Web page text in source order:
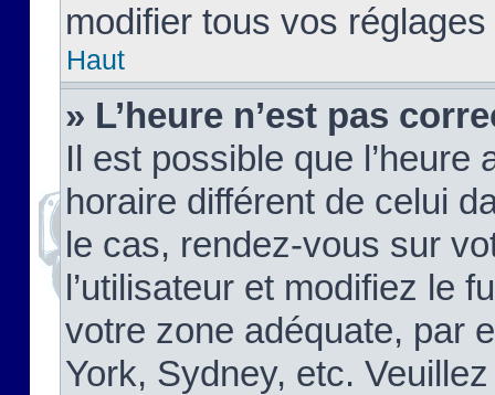
modifier tous vos
Haut
» L’heure n’est pas
Il est possible que
horaire différent de celui
le cas, rendez-vous sur
l’utilisateur et modifiez le
votre zone adéquate, par
York, Sydney, etc.